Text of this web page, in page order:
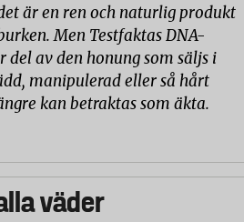
är en ren och naturlig produkt
Men Testfaktas DNA-
del av den honung som säljs i
manipulerad eller så hårt
kan betraktas som äkta.
väder